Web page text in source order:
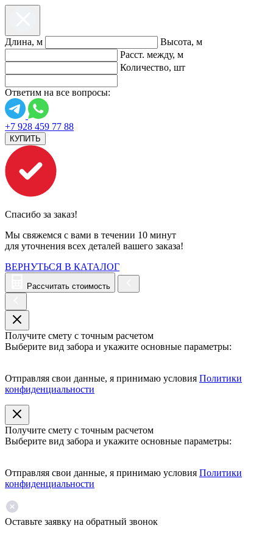
Длина, м
Высота, м
Расст. между, м
Количество, шт
Ответим на все вопросы:
+7 928 459 77 88
КУПИТЬ
Спасибо за заказ!
Мы свяжемся с вами в течении 10 минут
для уточнения всех деталей вашего заказа!
ВЕРНУТЬСЯ В КАТАЛОГ
Рассчитать стоимость
Получите смету с точным расчетом
Выберите вид забора и укажите основные параметры:
Отправляя свои данные, я принимаю условия Политики
конфиденциальности
Получите смету с точным расчетом
Выберите вид забора и укажите основные параметры:
Отправляя свои данные, я принимаю условия Политики
конфиденциальности
Оставьте заявку на обратный звонок